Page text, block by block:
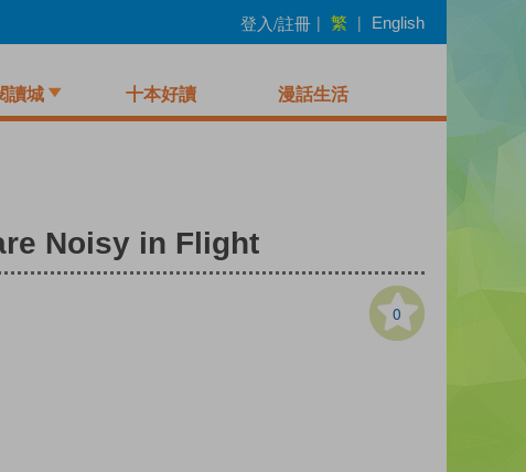
登入/註冊 | 繁 | English
讀城 十本好讀 漫話生活
Noisy in Flight
0